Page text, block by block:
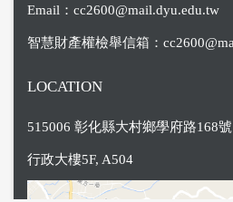
Email： cc2600@mail.dyu.edu.tw
智慧財產權檢舉信箱：
LOCATION
515006 彰化縣大村鄉學府路168號
行政大樓5F, A504